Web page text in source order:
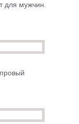
для мужчин.